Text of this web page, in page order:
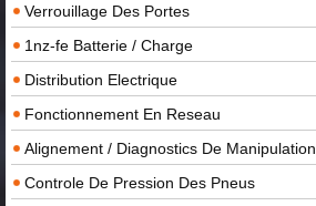
Verrouillage Des Portes
1nz-fe Batterie / Charge
Distribution Electrique
Fonctionnement En Reseau
Alignement / Diagnostics De Manipulation
Controle De Pression Des Pneus